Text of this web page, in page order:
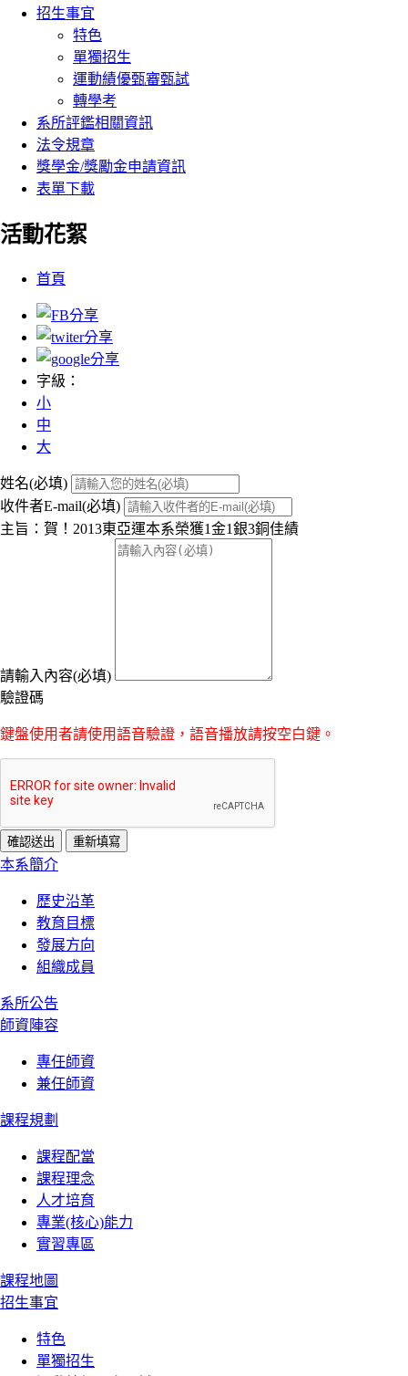
招生事宜
特色
單獨招生
運動績優甄審甄試
轉學考
系所評鑑相關資訊
法令規章
獎學金/獎勵金申請資訊
表單下載
活動花絮
首頁
字級：
小
中
大
姓名(必填)
收件者E-mail(必填)
主旨：賀！2013東亞運本系榮獲1金1銀3銅佳績
請輸入內容(必填)
驗證碼
鍵盤使用者請使用語音驗證，語音播放請按空白鍵。
:::
本系簡介
歷史沿革
教育目標
發展方向
組織成員
系所公告
師資陣容
專任師資
兼任師資
課程規劃
課程配當
課程理念
人才培育
專業(核心)能力
實習專區
課程地圖
招生事宜
特色
單獨招生